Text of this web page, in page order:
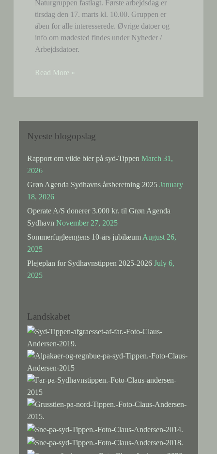
Naturgruppen fastlagt. Første arbejdsdag er
tirsdag den 17. marts kl. 10.00. Gruppen er
åben for alle interesserede. Øvrige datoer og
info om mødested findes under Nyheder /
Arbejdsdatoer.
Arbejdsdatoer
Naturgruppen
Read More »
Nyeste blogopslag
Rapport om vilde bier på syd-Tippen March 31,
2026
Grøn Agenda Sydhavns årsberetning 2025 January
18, 2026
Operate A/S donerer 3.000 kr. til Grøn Agenda
Sydhavn November 27, 2025
Sommerfugleengens 10-års jubilæum August 26,
2025
Plejeplan for Sydhavnstippen 2025-2026 July 6,
2025
Landskabet